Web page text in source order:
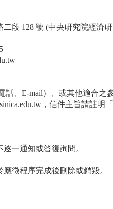
段 128 號 (中央研究院經濟
、E-mail）、或其他適合之
，信件主旨請註
一通知或答復詢問。
徵程序完成後刪除或銷毀。